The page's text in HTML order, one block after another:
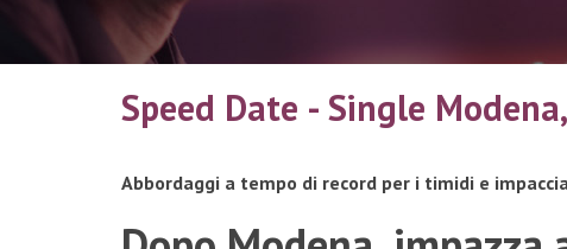
Speed Date - Single
Abbordaggi a tempo di record per i timidi e